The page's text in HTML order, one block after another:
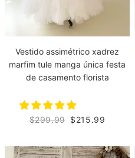
Vestido assimétrico xadrez
marfim tule manga única festa
de casamento florista
$299.99 $215.99